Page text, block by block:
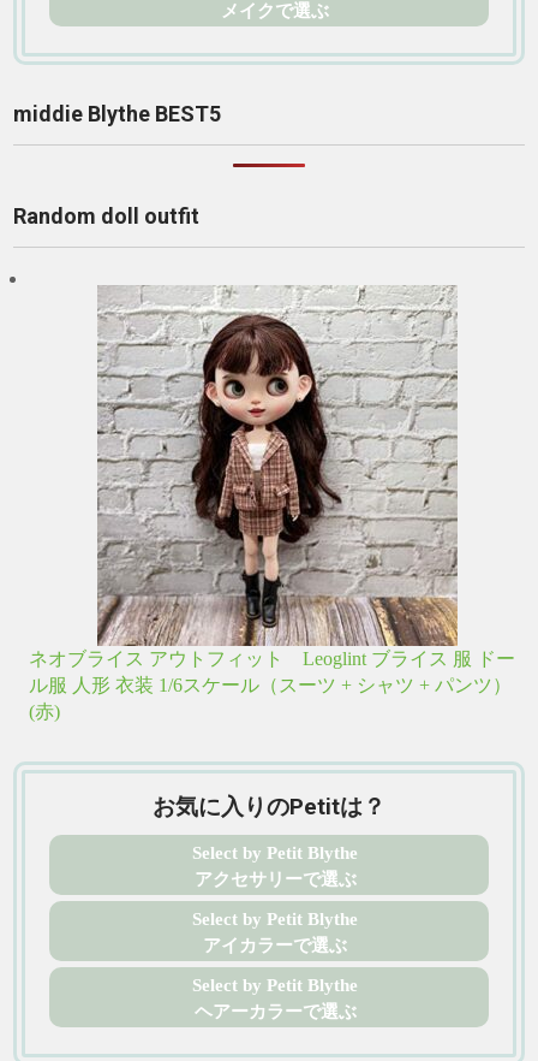
メイクで選ぶ
middie Blythe BEST5
Random doll outfit
ネオブライス アウトフィット Leoglint ブライス 服 ドー
ル服 人形 衣装 1/6スケール（スーツ + シャツ + パンツ）
(赤)
お気に入りのPetitは？
Select by Petit Blythe
アクセサリーで選ぶ
Select by Petit Blythe
アイカラーで選ぶ
Select by Petit Blythe
ヘアーカラーで選ぶ